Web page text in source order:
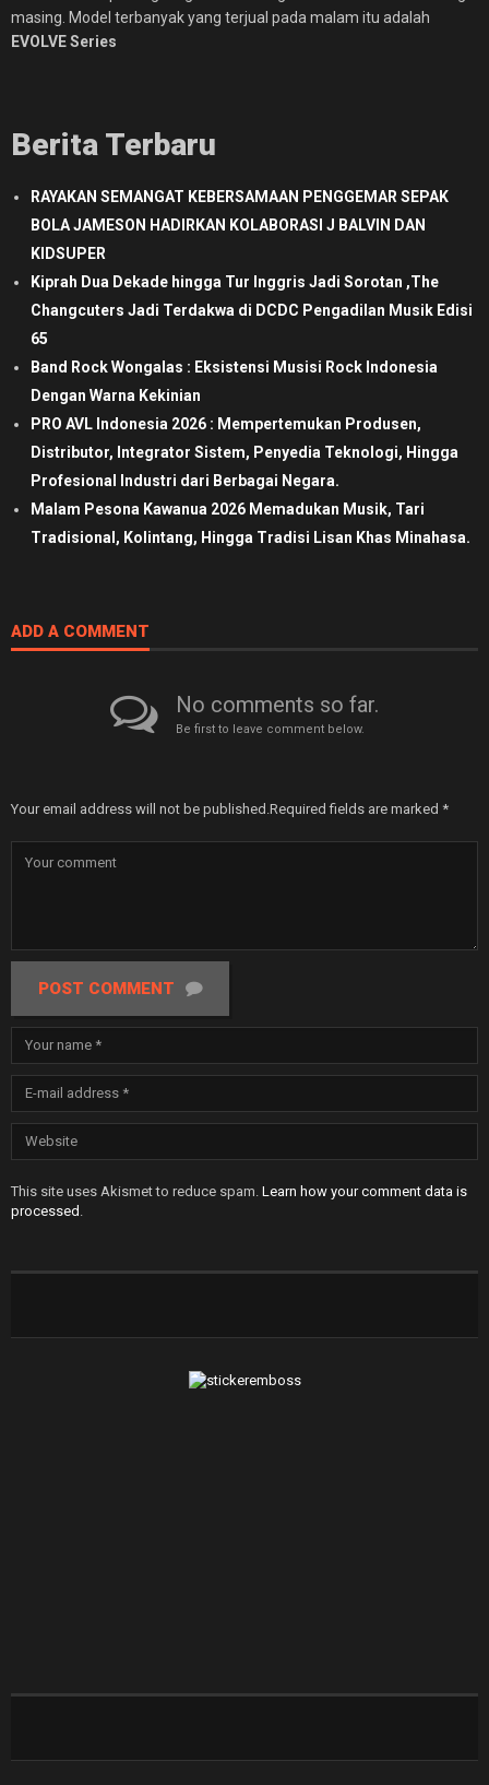
masing. Model terbanyak yang terjual pada malam itu adalah
EVOLVE Series
Berita Terbaru
RAYAKAN SEMANGAT KEBERSAMAAN PENGGEMAR SEPAK
BOLA JAMESON HADIRKAN KOLABORASI J BALVIN DAN
KIDSUPER
Kiprah Dua Dekade hingga Tur Inggris Jadi Sorotan ,The
Changcuters Jadi Terdakwa di DCDC Pengadilan Musik Edisi
65
Band Rock Wongalas : Eksistensi Musisi Rock Indonesia
Dengan Warna Kekinian
PRO AVL Indonesia 2026 : Mempertemukan Produsen,
Distributor, Integrator Sistem, Penyedia Teknologi, Hingga
Profesional Industri dari Berbagai Negara.
Malam Pesona Kawanua 2026 Memadukan Musik, Tari
Tradisional, Kolintang, Hingga Tradisi Lisan Khas Minahasa.
ADD A COMMENT
No comments so far.
Be first to leave comment below.
Your email address will not be published. Required fields are marked *
POST COMMENT
This site uses Akismet to reduce spam. Learn how your comment data is
processed